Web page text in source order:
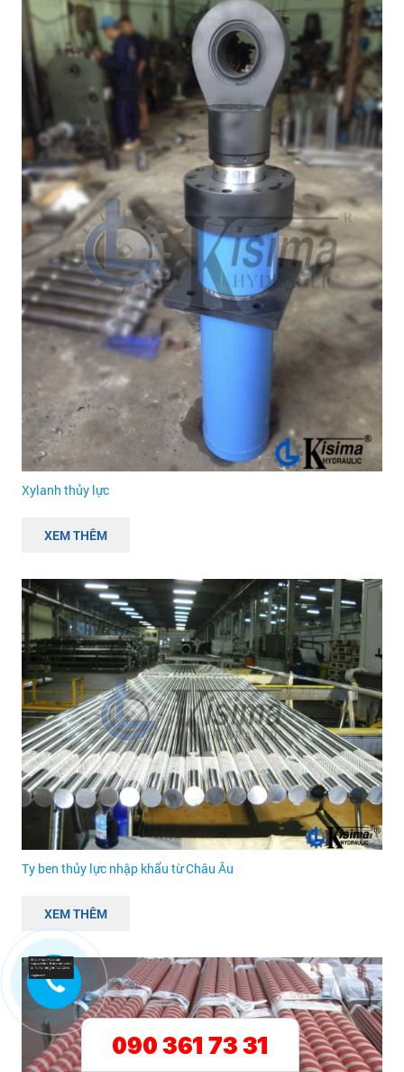
Xylanh thủy lực
XEM THÊM
Ty ben thủy lực nhập khẩu từ Châu Âu
XEM THÊM